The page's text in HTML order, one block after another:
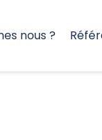
nous ?